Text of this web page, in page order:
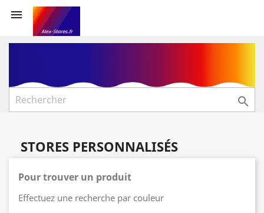


STORES PERSONNALISÉS
Pour trouver un produit
Effectuez une recherche par couleur